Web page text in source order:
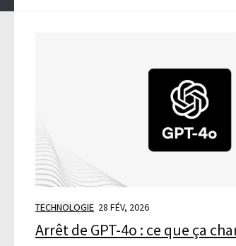
TECHNOLOGIE 28 FÉV, 2026
Arrêt de GPT-4o : ce que ça